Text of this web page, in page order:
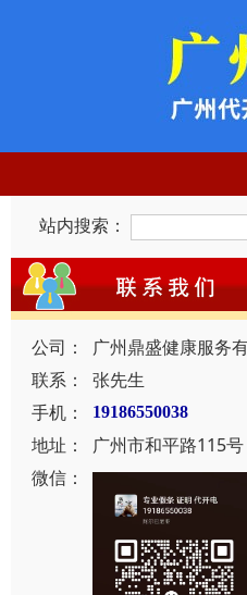
站内搜索：
公司：
广州鼎盛健康服务
联系：
张先生
手机：
19186550038
地址：
广州市和平路115号
微信：